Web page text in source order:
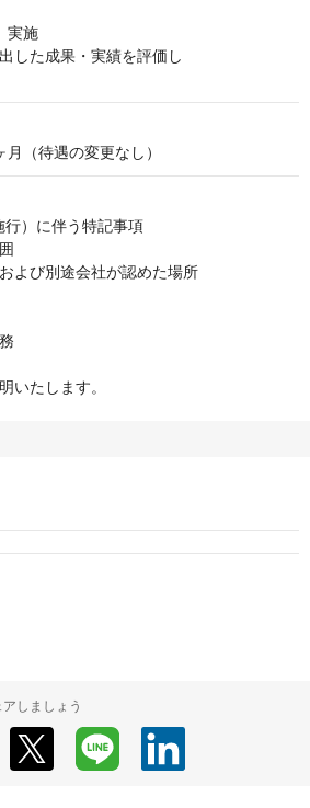
実施
た成果・実績を評価し
（待遇の変更なし）
）に伴う特記事項
び別途会社が認めた場所
いたします。
しましょう